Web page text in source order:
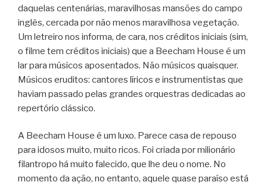
daquelas centenárias, maravilhosas mansões do campo
inglês, cercada por não menos maravilhosa vegetação.
Um letreiro nos informa, de cara, nos créditos iniciais (sim,
o filme tem créditos iniciais) que a Beecham House é um
lar para músicos aposentados. Não músicos quaisquer.
Músicos eruditos: cantores líricos e instrumentistas que
haviam passado pelas grandes orquestras dedicadas ao
repertório clássico.
A Beecham House é um luxo. Parece casa de repouso
para idosos muito, muito ricos. Foi criada por milionário
filantropo há muito falecido, que lhe deu o nome. No
momento da ação, no entanto, aquele quase paraíso está